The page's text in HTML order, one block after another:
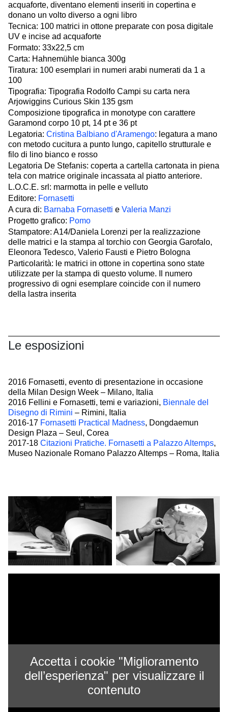
acquaforte, diventano elementi inseriti in copertina e
donano un volto diverso a ogni libro
Tecnica: 100 matrici in ottone preparate con posa digitale
UV e incise ad acquaforte
Formato: 33x22,5 cm
Carta: Hahnemühle bianca 300g
Tiratura: 100 esemplari in numeri arabi numerati da 1 a
100
Tipografia: Tipografia Rodolfo Campi su carta nera
Arjowiggins Curious Skin 135 gsm
Composizione tipografica in monotype con carattere
Garamond corpo 10 pt, 14 pt e 36 pt
Legatoria: Cristina Balbiano d'Aramengo: legatura a mano
con metodo cucitura a punto lungo, capitello strutturale e
filo di lino bianco e rosso
Legatoria De Stefanis: coperta a cartella cartonata in piena
tela con matrice originale incassata al piatto anteriore.
L.O.C.E. srl: marmotta in pelle e velluto
Editore: Fornasetti
A cura di: Barnaba Fornasetti e Valeria Manzi
Progetto grafico: Pomo
Stampatore: A14/Daniela Lorenzi per la realizzazione
delle matrici e la stampa al torchio con Georgia Garofalo,
Eleonora Tedesco, Valerio Fausti e Pietro Bologna
Particolarità: le matrici in ottone in copertina sono state
utilizzate per la stampa di questo volume. Il numero
progressivo di ogni esemplare coincide con il numero
della lastra inserita
Le esposizioni
2016 Fornasetti, evento di presentazione in occasione
della Milan Design Week – Milano, Italia
2016 Fellini e Fornasetti, temi e variazioni, Biennale del
Disegno di Rimini – Rimini, Italia
2016-17 Fornasetti Practical Madness, Dongdaemun
Design Plaza – Seul, Corea
2017-18 Citazioni Pratiche. Fornasetti a Palazzo Altemps,
Museo Nazionale Romano Palazzo Altemps – Roma, Italia
Accetta i cookie "Miglioramento
dell’esperienza" per visualizzare il
contenuto